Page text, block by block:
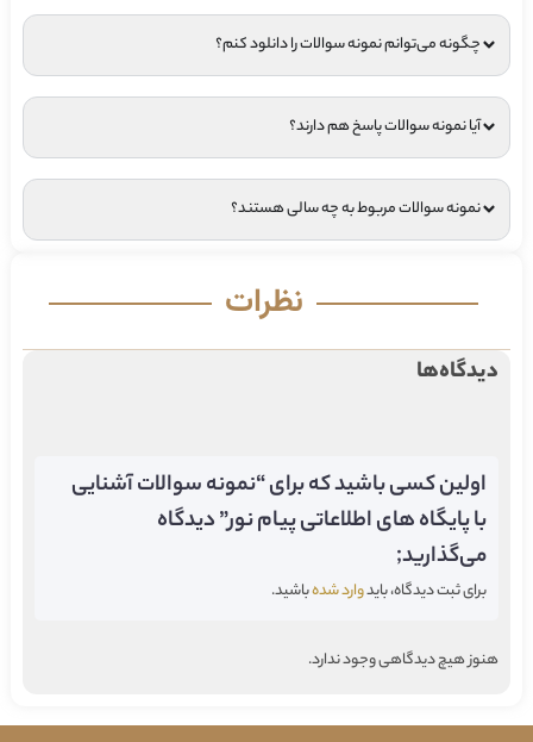
چگونه می‌توانم نمونه سوالات را دانلود کنم؟
آیا نمونه سوالات پاسخ هم دارند؟
نمونه سوالات مربوط به چه سالی هستند؟
نظرات
دیدگاه‌ها
اولین کسی باشید که برای “نمونه سوالات آشنایی
با پایگاه های اطلاعاتی پیام نور” دیدگاه
می‌گذارید;
برای ثبت دیدگاه، بایدوارد شدهباشید.
هنوز هیچ دیدگاهی وجود ندارد.